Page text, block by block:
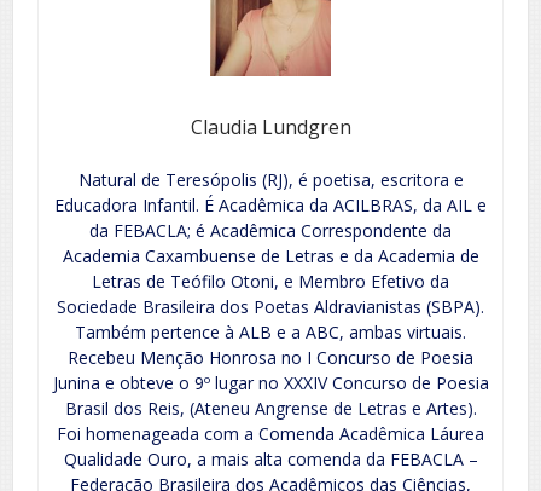
Claudia Lundgren
Natural de Teresópolis (RJ), é poetisa, escritora e
Educadora Infantil. É Acadêmica da ACILBRAS, da AIL e
da FEBACLA; é Acadêmica Correspondente da
Academia Caxambuense de Letras e da Academia de
Letras de Teófilo Otoni, e Membro Efetivo da
Sociedade Brasileira dos Poetas Aldravianistas (SBPA).
Também pertence à ALB e a ABC, ambas virtuais.
Recebeu Menção Honrosa no I Concurso de Poesia
Junina e obteve o 9º lugar no XXXIV Concurso de Poesia
Brasil dos Reis, (Ateneu Angrense de Letras e Artes).
Foi homenageada com a Comenda Acadêmica Láurea
Qualidade Ouro, a mais alta comenda da FEBACLA –
Federação Brasileira dos Acadêmicos das Ciências,